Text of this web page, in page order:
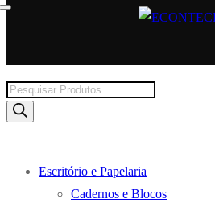
Products
search
Escritório e Papelaria
Cadernos e Blocos